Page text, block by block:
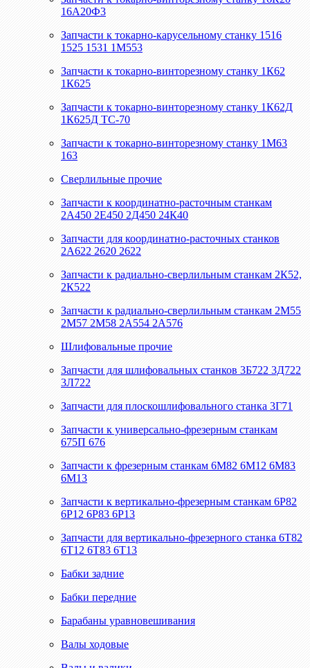
16А20Ф3
Запчасти к токарно-карусельному станку 1516
1525 1531 1М553
Запчасти к токарно-винторезному станку 1К62
1К625
Запчасти к токарно-винторезному станку 1К62Д
1К625Д ТС-70
Запчасти к токарно-винторезному станку 1М63
163
Сверлильные прочие
Запчасти к координатно-расточным станкам
2А450 2Е450 2Д450 24К40
Запчасти для координатно-расточных станков
2А622 2620 2622
Запчасти к радиально-сверлильным станкам 2К52,
2К522
Запчасти к радиально-сверлильным станкам 2М55
2М57 2М58 2А554 2А576
Шлифовальные прочие
Запчасти для шлифовальных станков 3Б722 3Д722
3Л722
Запчасти для плоскошлифовального станка 3Г71
Запчасти к универсально-фрезерным станкам
675П 676
Запчасти к фрезерным станкам 6М82 6М12 6М83
6М13
Запчасти к вертикально-фрезерным станкам 6Р82
6Р12 6Р83 6Р13
Запчасти для вертикально-фрезерного станка 6Т82
6Т12 6Т83 6Т13
Бабки задние
Бабки передние
Барабаны уравновешивания
Валы ходовые